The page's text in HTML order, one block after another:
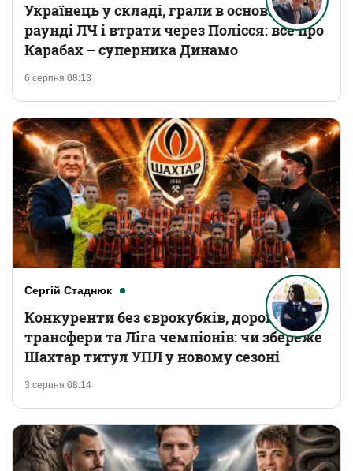
6 серпня 08:13
Українець у складі, грали в основному
раунді ЛЧ і втрати через Полісся: все про
Карабах – суперника Динамо
Сергій Стаднюк
3 серпня 08:14
Конкуренти без єврокубків, дорогі
трансфери та Ліга чемпіонів: чи збереже
Шахтар титул УПЛ у новому сезоні